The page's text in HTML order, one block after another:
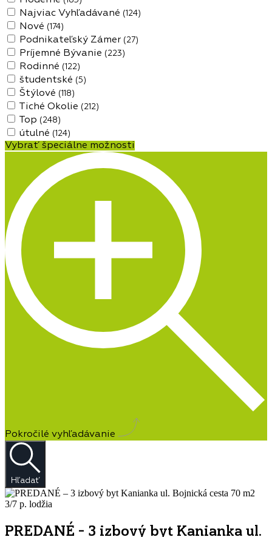
Najviac Vyhľadávané (124)
Nové (174)
Podnikateľský Zámer (27)
Príjemné Bývanie (223)
Rodinné (122)
študentské (5)
Štýlové (118)
Tiché Okolie (212)
Top (248)
útulné (124)
Vybrať špeciálne možnosti
Pokročilé vyhľadávanie
Hľadať
PREDANÉ – 3 izbový byt Kanianka ul.